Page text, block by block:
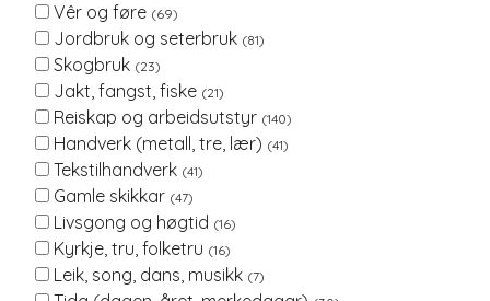
Vêr og føre (69)
Jordbruk og seterbruk (81)
Skogbruk (23)
Jakt, fangst, fiske (21)
Reiskap og arbeidsutstyr (140)
Handverk (metall, tre, lær) (41)
Tekstilhandverk (41)
Gamle skikkar (47)
Livsgong og høgtid (16)
Kyrkje, tru, folketru (16)
Leik, song, dans, musikk (7)